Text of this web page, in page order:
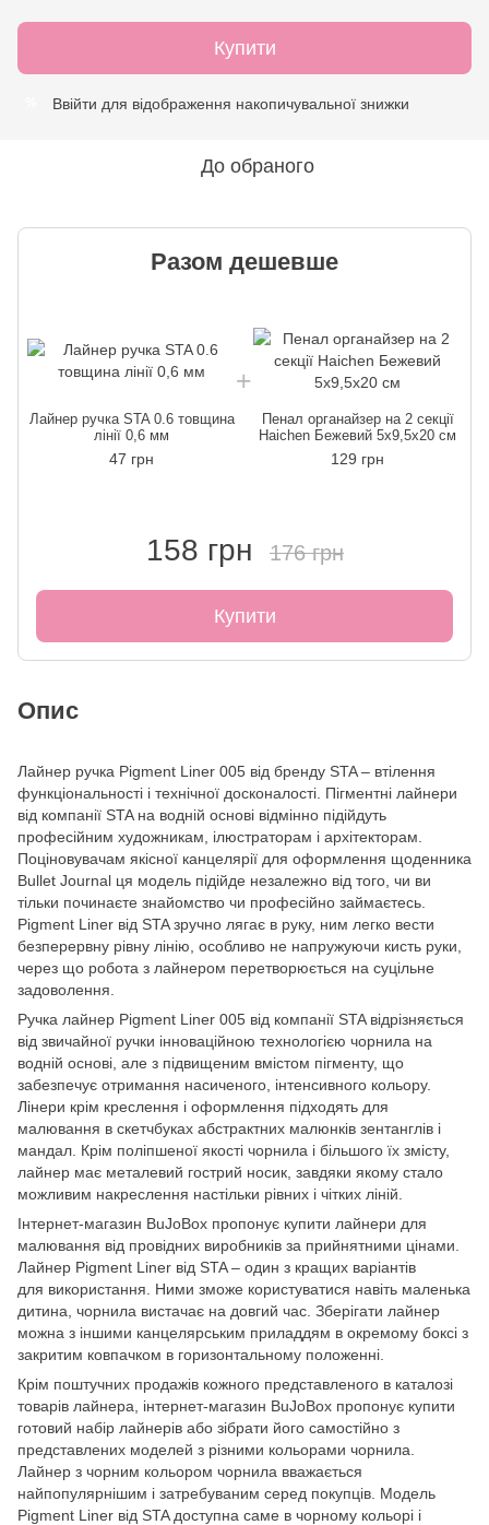
Купити
Ввійти для відображення накопичувальної знижки
До обраного
Разом дешевше
Лайнер ручка STA 0.6 товщина
лінії 0,6 мм
47 грн
Пенал органайзер на 2 секції
Haichen Бежевий 5х9,5х20 см
129 грн
158 грн 176 грн
Купити
Опис
Лайнер ручка Pigment Liner 005 від бренду STA – втілення
функціональності і технічної досконалості. Пігментні лайнери
від компанії STA на водній основі відмінно підійдуть
професійним художникам, ілюстраторам і архітекторам.
Поціновувачам якісної канцелярії для оформлення щоденника
Bullet Journal ця модель підійде незалежно від того, чи ви
тільки починаєте знайомство чи професійно займаєтесь.
Pigment Liner від STA зручно лягає в руку, ним легко вести
безперервну рівну лінію, особливо не напружуючи кисть руки,
через що робота з лайнером перетворюється на суцільне
задоволення.
Ручка лайнер Pigment Liner 005 від компанії STA відрізняється
від звичайної ручки інноваційною технологією чорнила на
водній основі, але з підвищеним вмістом пігменту, що
забезпечує отримання насиченого, інтенсивного кольору.
Лінери крім креслення і оформлення підходять для
малювання в скетчбуках абстрактних малюнків зентанглів і
мандал. Крім поліпшеної якості чорнила і більшого їх змісту,
лайнер має металевий гострий носик, завдяки якому стало
можливим накреслення настільки рівних і чітких ліній.
Інтернет-магазин BuJoBox пропонує купити лайнери для
малювання від провідних виробників за прийнятними цінами.
Лайнер Pigment Liner від STA – один з кращих варіантів
для використання. Ними зможе користуватися навіть маленька
дитина, чорнила вистачає на довгий час. Зберігати лайнер
можна з іншими канцелярським приладдям в окремому боксі з
закритим ковпачком в горизонтальному положенні.
Крім поштучних продажів кожного представленого в каталозі
товарів лайнера, інтернет-магазин BuJoBox пропонує купити
готовий набір лайнерів або зібрати його самостійно з
представлених моделей з різними кольорами чорнила.
Лайнер з чорним кольором чорнила вважається
найпопулярнішим і затребуваним серед покупців. Модель
Pigment Liner від STA доступна саме в чорному кольорі і